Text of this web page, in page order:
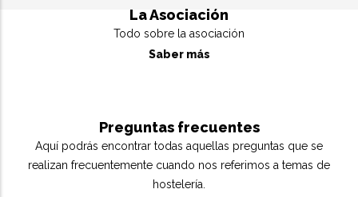
La Asociación
Todo sobre la asociación
Saber más
Preguntas frecuentes
Aquí podrás encontrar todas aquellas preguntas que se
realizan frecuentemente cuando nos referimos a temas de
hostelería.